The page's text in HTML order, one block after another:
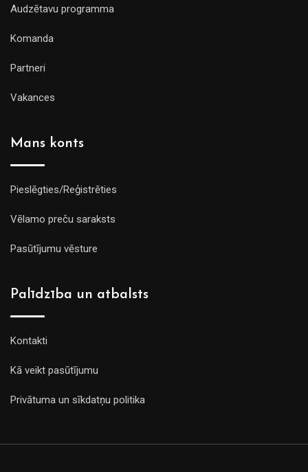
Audzētavu programma
Komanda
Partneri
Vakances
Mans konts
Pieslēgties/Reģistrēties
Vēlamo preču saraksts
Pasūtījumu vēsture
Palīdzība un atbalsts
Kontakti
Kā veikt pasūtījumu
Privātuma un sīkdatņu politika